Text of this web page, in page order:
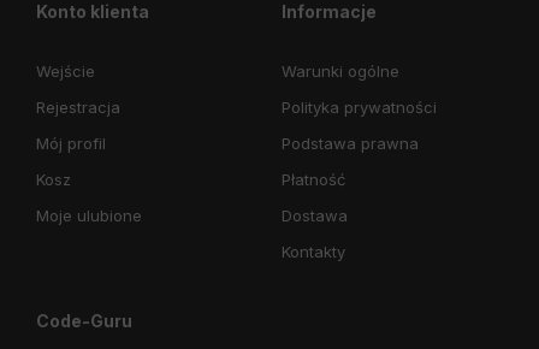
Konto klienta
Wejście
Rejestracja
Mój profil
Kosz
Moje ulubione
Informacje
Warunki ogólne
Polityka prywatności
Podstawa prawna
Płatność
Dostawa
Kontakty
Code-Guru